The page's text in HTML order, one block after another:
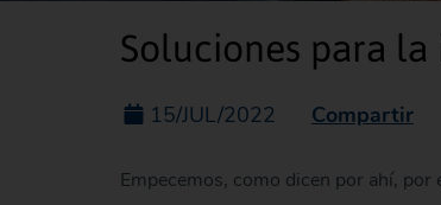
Soluciones para
15/JUL/2022 Compartir
Empecemos, como dicen por ahí,